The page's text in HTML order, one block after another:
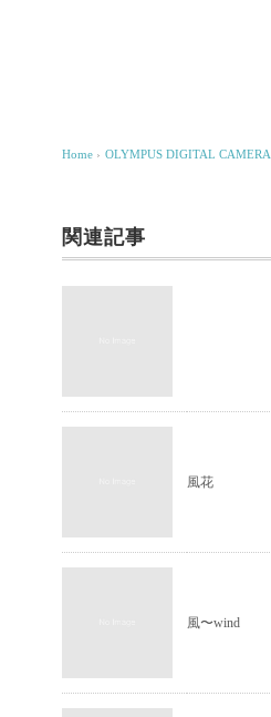
Home › OLYMPUS DIGITAL CAMERA
関連記事
風花
風〜wind